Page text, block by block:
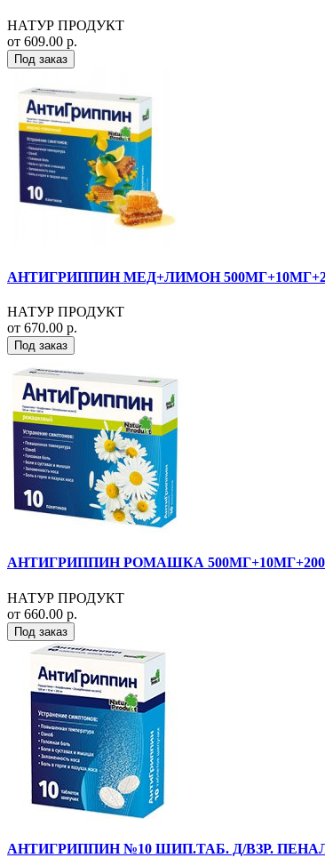
НАТУР ПРОДУКТ
от 609.00 р.
Под заказ
АНТИГРИППИН МЕД+ЛИМОН
НАТУР ПРОДУКТ
от 670.00 р.
Под заказ
АНТИГРИППИН РОМАШКА
НАТУР ПРОДУКТ
от 660.00 р.
Под заказ
АНТИГРИППИН №10 ШИП.ТАБ. Д/ВЗР.